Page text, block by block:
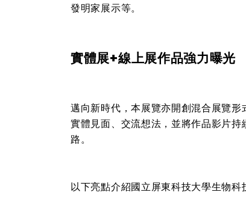
發明家展示等。
實體展+線上展作品強力曝光
邁向新時代，本展覽亦開創混合展覽
實體見面、交流想法，並將作品影片
路。
以下亮點介紹國立屏東科技大學生物科